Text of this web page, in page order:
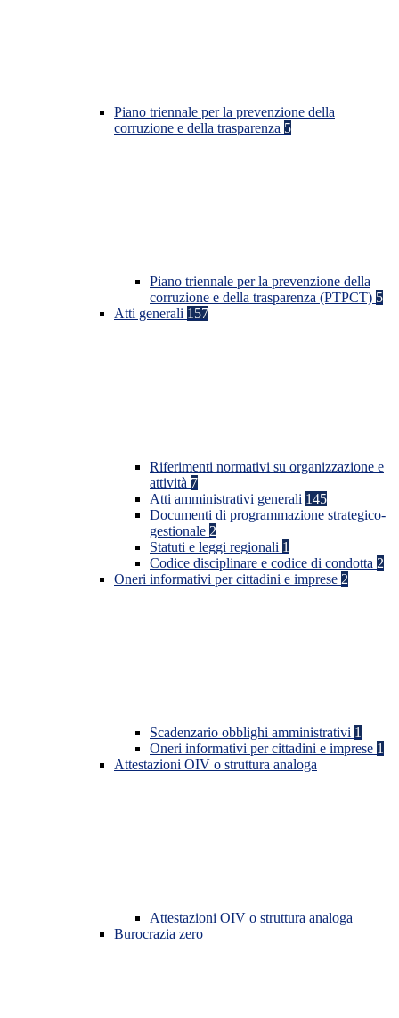
Piano triennale per la prevenzione della
corruzione e della trasparenza 5
Piano triennale per la prevenzione della
corruzione e della trasparenza (PTPCT) 5
Atti generali 157
Riferimenti normativi su organizzazione e
attività 7
Atti amministrativi generali 145
Documenti di programmazione strategico-
gestionale 2
Statuti e leggi regionali 1
Codice disciplinare e codice di condotta 2
Oneri informativi per cittadini e imprese 2
Scadenzario obblighi amministrativi 1
Oneri informativi per cittadini e imprese 1
Attestazioni OIV o struttura analoga
Attestazioni OIV o struttura analoga
Burocrazia zero